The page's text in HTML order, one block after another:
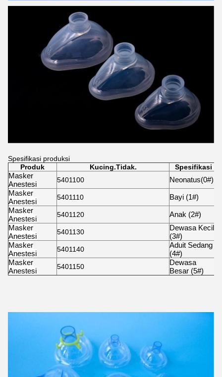
Spesifikasi produksi
Produk
Kucing.Tidak. Spesifikasi
Masker
Anestesi
5401100 Neonatus(0#)
Masker
Anestesi
5401110 Bayi (1#)
Masker
Anestesi
5401120 Anak (2#)
Masker
Anestesi
5401130
Dewasa Kecil
(3#)
Masker
Anestesi
5401140
Aduit Sedang
(4#)
Masker
Anestesi
5401150
Dewasa
Besar (5#)